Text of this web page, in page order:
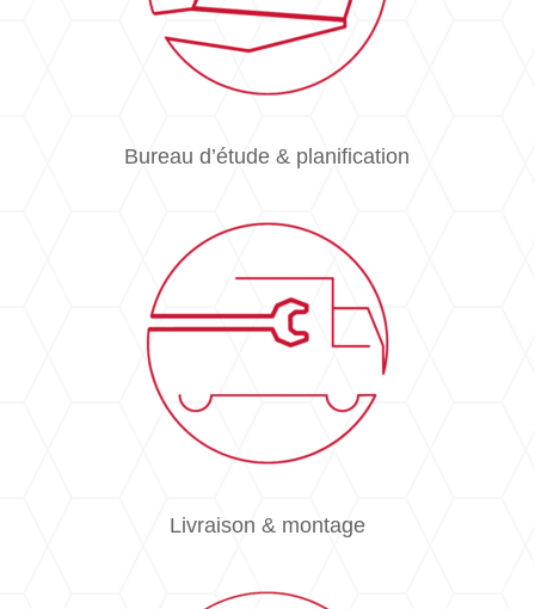
Bureau d’étude & planification
Livraison & montage